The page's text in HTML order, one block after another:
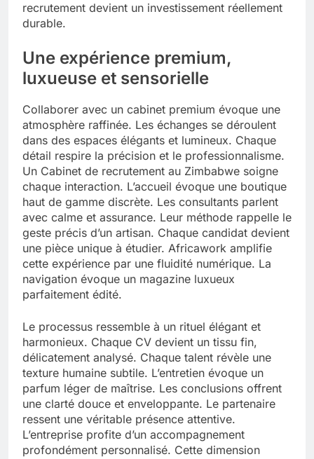
recrutement devient un investissement réellement
durable.
Une expérience premium,
luxueuse et sensorielle
Collaborer avec un cabinet premium évoque une
atmosphère raffinée. Les échanges se déroulent
dans des espaces élégants et lumineux. Chaque
détail respire la précision et le professionnalisme.
Un Cabinet de recrutement au Zimbabwe soigne
chaque interaction. L’accueil évoque une boutique
haut de gamme discrète. Les consultants parlent
avec calme et assurance. Leur méthode rappelle le
geste précis d’un artisan. Chaque candidat devient
une pièce unique à étudier. Africawork amplifie
cette expérience par une fluidité numérique. La
navigation évoque un magazine luxueux
parfaitement édité.
Le processus ressemble à un rituel élégant et
harmonieux. Chaque CV devient un tissu fin,
délicatement analysé. Chaque talent révèle une
texture humaine subtile. L’entretien évoque un
parfum léger de maîtrise. Les conclusions offrent
une clarté douce et enveloppante. Le partenaire
ressent une véritable présence attentive.
L’entreprise profite d’un accompagnement
profondément personnalisé. Cette dimension